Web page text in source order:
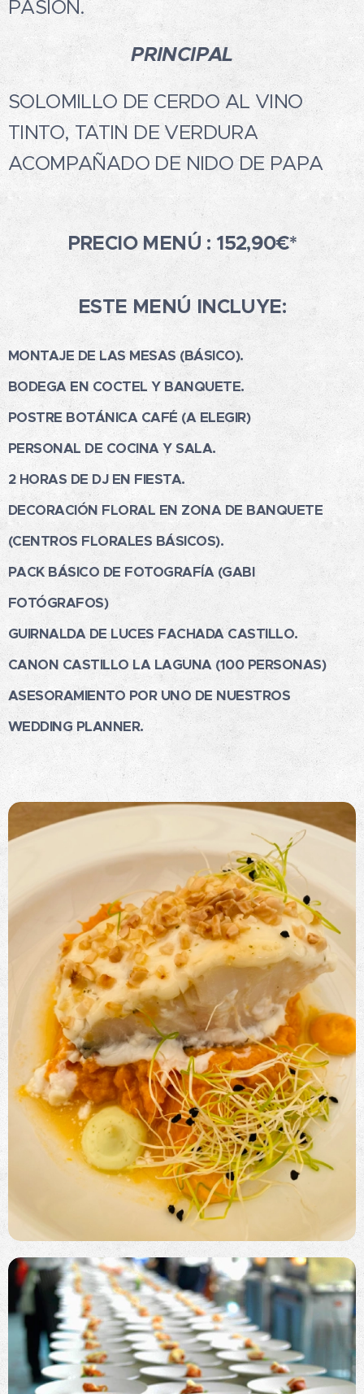
PASIÓN.
PRINCIPAL
SOLOMILLO DE CERDO AL VINO
TINTO, TATIN DE VERDURA
ACOMPAÑADO DE NIDO DE PAPA
PRECIO MENÚ :152,90€*
ESTE MENÚ INCLUYE:
MONTAJE DE LAS MESAS (BÁSICO).
BODEGA EN COCTEL Y BANQUETE.
POSTRE BOTÁNICA CAFÉ (A ELEGIR)
PERSONAL DE COCINA Y SALA.
2 HORAS DE DJ EN FIESTA.
DECORACIÓN FLORAL EN ZONA DE BANQUETE
(CENTROS FLORALES BÁSICOS).
PACK BÁSICO DE FOTOGRAFÍA (GABI
FOTÓGRAFOS)
GUIRNALDA DE LUCES FACHADA CASTILLO.
CANON CASTILLO LA LAGUNA (100 PERSONAS)
ASESORAMIENTO POR UNO DE NUESTROS
WEDDING PLANNER.